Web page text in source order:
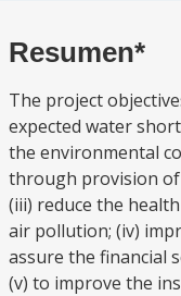
Resumen*
The project
expected water
the environmental
through provision
(iii) reduce the
air pollution; (iv)
assure the financial
(v) to improve the